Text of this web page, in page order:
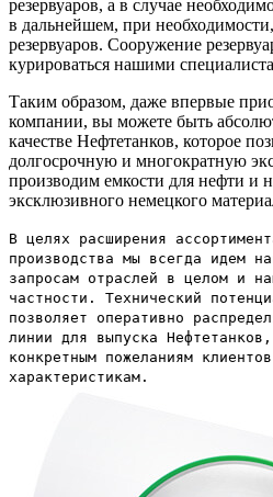
резервуаров, а в случае
в дальнейшем, при
резервуаров. Сооружение
курироваться нашими
Таким образом, даже впервые
компании, вы можете быть
качестве Нефтетанков, которое
долгосрочную и многократную
производим емкости для нефти и
эксклюзивного немецкого
В целях расширения
производства мы всегда идем
запросам отраслей в целом и
частности. Технический
позволяет оперативно
линии для выпуска
конкретным пожеланиям
характеристикам.